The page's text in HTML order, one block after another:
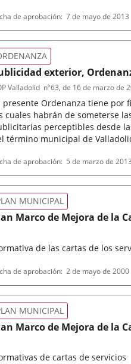
de aprobación 7 de mayo de 2013
exterior,
presente Ordenanza tiene por
cuales habrán de someterse
perceptibles desde
término municipal de
Valladolid nº63, de 16 de marzo de
de aprobación 5 de marzo de 2013
Marco de Mejora de la
de las cartas de los
MUNICIPAL
de aprobación 2 de mayo de 2000
Marco de Mejora de la
de cartas de servicios
MUNICIPAL